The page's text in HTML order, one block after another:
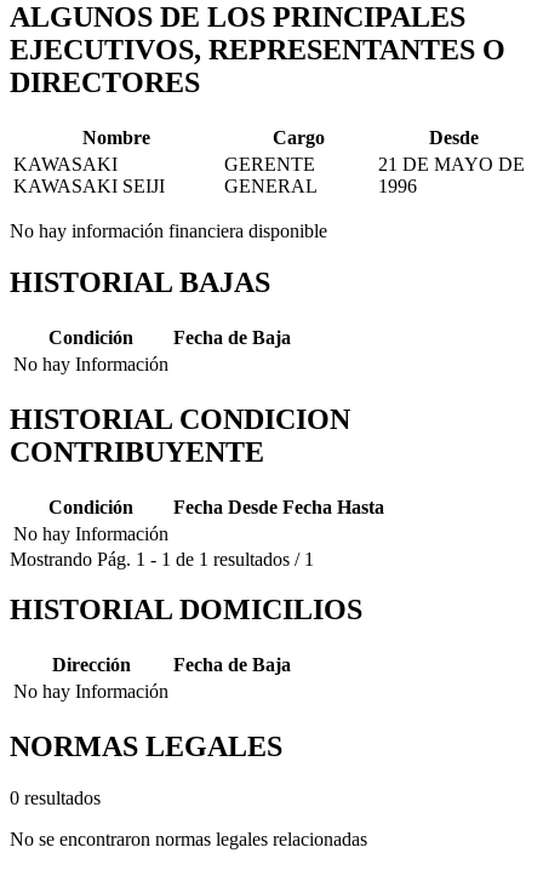
ALGUNOS DE LOS PRINCIPALES
EJECUTIVOS, REPRESENTANTES O
DIRECTORES
Nombre Cargo
Desde
KAWASAKI
KAWASAKI SEIJI
GERENTE
GENERAL
21 DE MAYO DE
1996
No hay información financiera disponible
HISTORIAL BAJAS
Condición
Fecha de Baja
No hay Información
HISTORIAL CONDICION
CONTRIBUYENTE
Condición Fecha Desde Fecha Hasta
No hay Información
Mostrando Pág. 1 - 1 de 1 resultados / 1
HISTORIAL DOMICILIOS
Dirección
Fecha de Baja
No hay Información
NORMAS LEGALES
0 resultados
No se encontraron normas legales relacionadas